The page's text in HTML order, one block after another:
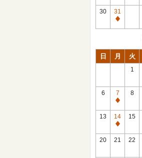
館
日
30
31
休
日 月 火
1
6
7
休
館
日
8
13
14
休
館
15
20 21 22